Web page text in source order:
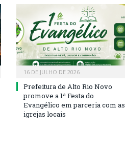
16 DE JULHO DE 2026
Prefeitura de Alto Rio Novo
promove a 1ª Festa do
Evangélico em parceria com as
igrejas locais